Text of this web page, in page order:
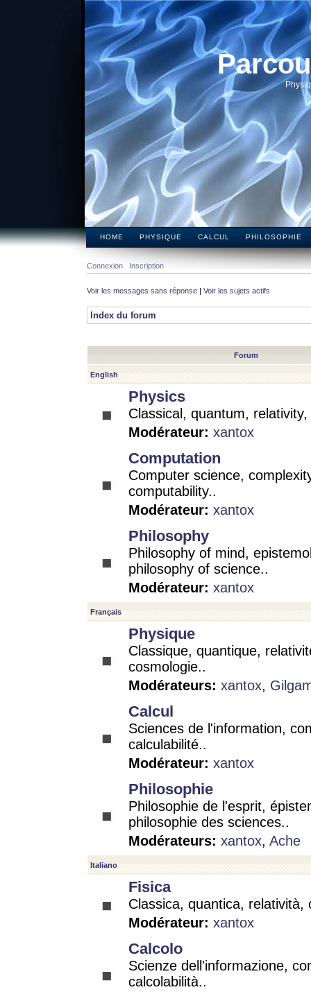
HOME PHYSIQUE CALCUL PHILOSOPHIE
Connexion Inscription
Voir les messages sans réponse | Voir les sujets actifs
Index du forum
Forum
English
Physics
Classical, quantum,
Modérateur: xantox
Computation
Computer science,
computability..
Modérateur: xantox
Philosophy
Philosophy of mind,
philosophy of science..
Modérateur: xantox
Français
Physique
Classique, quantique,
cosmologie..
Modérateurs: xantox,
Calcul
Sciences de l'information,
calculabilité..
Modérateur: xantox
Philosophie
Philosophie de l'esprit,
philosophie des sciences..
Modérateurs: xantox, Ache
Italiano
Fisica
Classica, quantica, relatività,
Modérateur: xantox
Calcolo
Scienze dell'informazione,
calcolabilità..